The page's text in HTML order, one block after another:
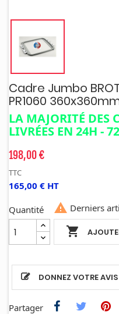
Cadre Jumbo
PR1060
LA MAJORITÉ DES
LIVRÉES EN 24H -
198,00 €
TTC
165,00 € HT
Quantité

 Derniers
DONNEZ VOTRE AVIS
Partager